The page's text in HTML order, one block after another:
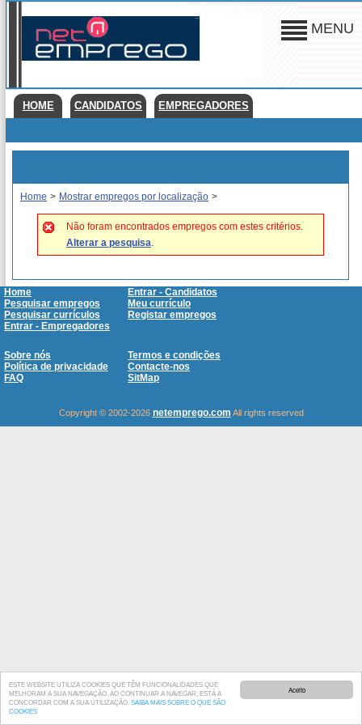
Aceito
ESTE WEBSITE UTILIZA COOKIES QUE TÊM FUNCIONALIDADES QUE
MELHORAM A SUA NAVEGAÇÃO. AO CONTINUAR A NAVEGAR, ESTÁ A
CONCORDAR COM A SUA UTILIZAÇÃO. SAIBA MAIS SOBRE O QUE SÃO
COOKIES
MENU
HOME CANDIDATOS EMPREGADORES
Home > Mostrar empregos por localização >
Não foram encontrados empregos com estes critérios.
Alterar a pesquisa.
Home
Entrar - Candidatos
Pesquisar empregos
Meu currículo
Pesquisar currículos
Registar empregos
Entrar - Empregadores
Sobre nós
Termos e condições
Política de privacidade
Contacte-nos
FAQ
SitMap
Copyright © 2002-2026 netemprego.com All rights reserved